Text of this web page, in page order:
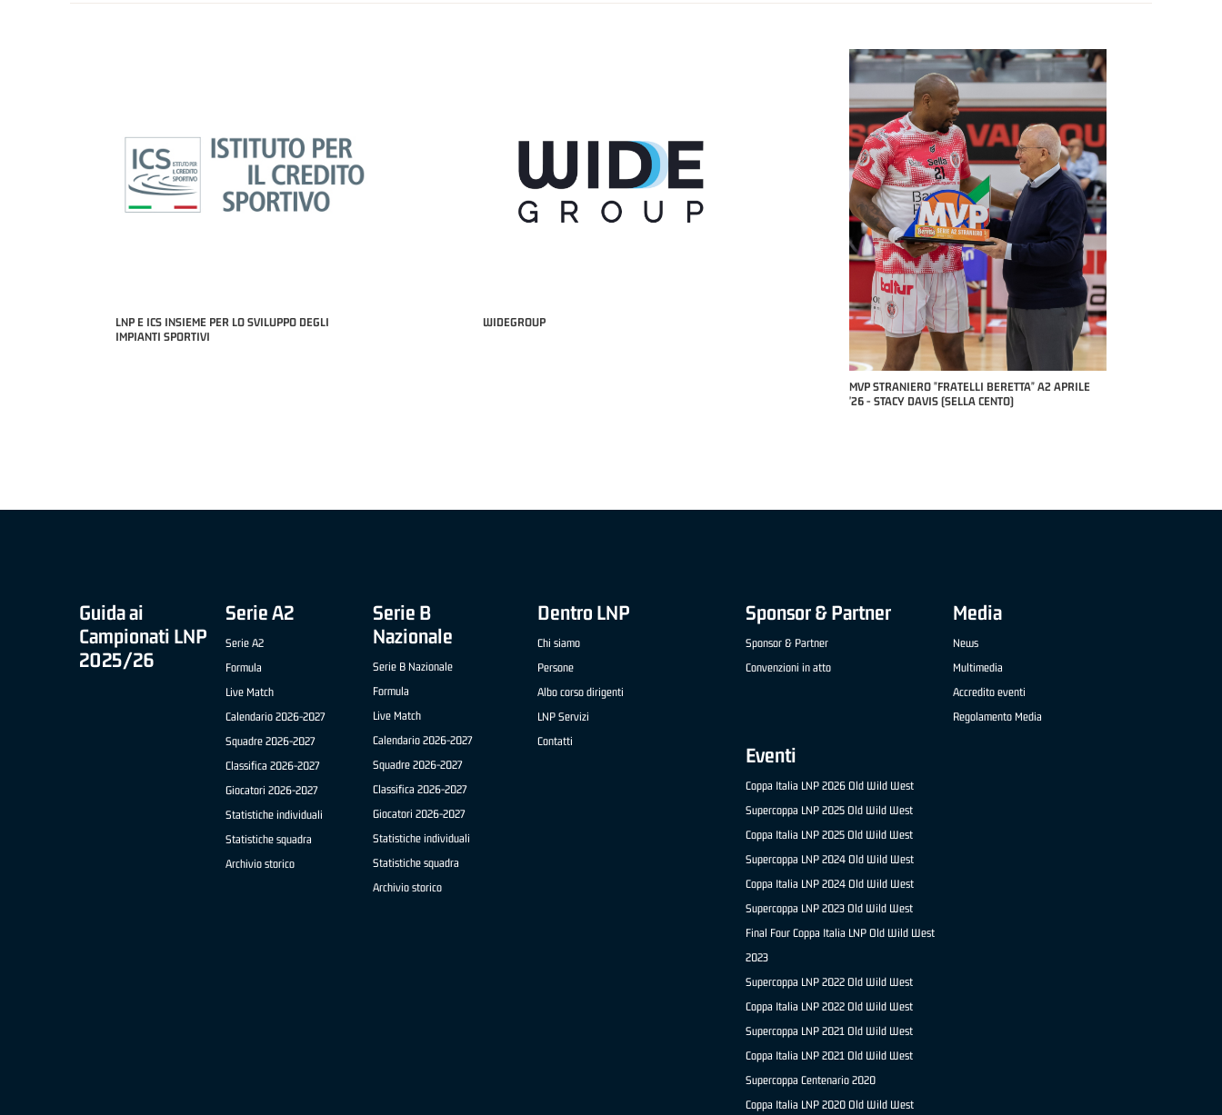
LNP E ICS INSIEME PER LO SVILUPPO DEGLI
IMPIANTI SPORTIVI
WIDEGROUP
MVP STRANIERO "FRATELLI BERETTA" A2 APRILE
'26 - STACY DAVIS (SELLA CENTO)
Guida ai
Campionati LNP
2025/26
Serie A2
Serie A2
Formula
Live Match
Calendario 2026-2027
Squadre 2026-2027
Classifica 2026-2027
Giocatori 2026-2027
Statistiche individuali
Statistiche squadra
Archivio storico
Serie B
Nazionale
Serie B Nazionale
Formula
Live Match
Calendario 2026-2027
Squadre 2026-2027
Classifica 2026-2027
Giocatori 2026-2027
Statistiche individuali
Statistiche squadra
Archivio storico
Dentro LNP
Chi siamo
Persone
Albo corso dirigenti
LNP Servizi
Contatti
Sponsor & Partner
Sponsor & Partner
Convenzioni in atto
Media
News
Multimedia
Accredito eventi
Regolamento Media
Eventi
Coppa Italia LNP 2026 Old Wild West
Supercoppa LNP 2025 Old Wild West
Coppa Italia LNP 2025 Old Wild West
Supercoppa LNP 2024 Old Wild West
Coppa Italia LNP 2024 Old Wild West
Supercoppa LNP 2023 Old Wild West
Final Four Coppa Italia LNP Old Wild West
2023
Supercoppa LNP 2022 Old Wild West
Coppa Italia LNP 2022 Old Wild West
Supercoppa LNP 2021 Old Wild West
Coppa Italia LNP 2021 Old Wild West
Supercoppa Centenario 2020
Coppa Italia LNP 2020 Old Wild West